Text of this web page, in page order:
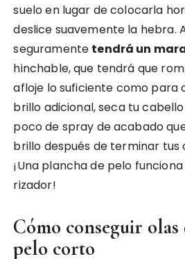
suelo en lugar de colocarla
deslice suavemente la hebra.
seguramente tendrá un
hinchable, que tendrá que
afloje lo suficiente como para
brillo adicional, seca tu
poco de spray de acabado
brillo después de terminar tus
¡Una plancha de pelo
rizador!
Cómo conseguir
pelo corto